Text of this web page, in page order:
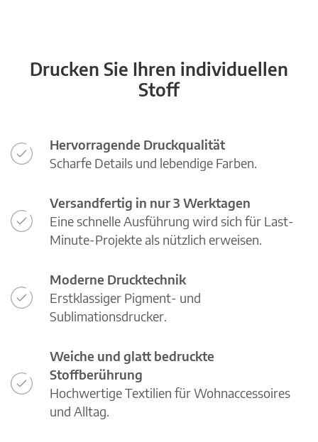
Drucken Sie Ihren individuellen
Stoff
Hervorragende Druckqualität
Scharfe Details und lebendige Farben.
Versandfertig in nur 3 Werktagen
Eine schnelle Ausführung wird sich für Last-
Minute-Projekte als nützlich erweisen.
Moderne Drucktechnik
Erstklassiger Pigment- und
Sublimationsdrucker.
Weiche und glatt bedruckte
Stoffberührung
Hochwertige Textilien für Wohnaccessoires
und Alltag.